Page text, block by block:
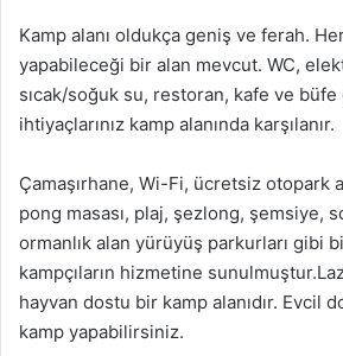
Kamp alanı oldukça geniş ve ferah.
yapabileceği bir alan mevcut. WC,
sıcak/soğuk su, restoran, kafe ve
ihtiyaçlarınız kamp alanında karşılanır.
Çamaşırhane, Wi-Fi, ücretsiz otopark
pong masası, plaj, şezlong, şemsiye,
ormanlık alan yürüyüş parkurları gibi
kampçıların hizmetine
hayvan dostu bir kamp alanıdır. Evcil
kamp yapabilirsiniz.